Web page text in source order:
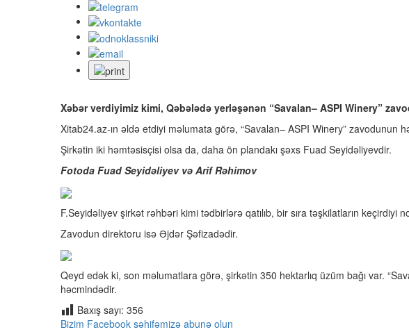
Xəbər verdiyimiz kimi, Qəbələdə yerləşənən “Savalan– ASPI Winery”
Xitab24.az-ın əldə etdiyi məlumata görə, “Savalan– ASPI Winery” zavodunun
Şirkətin iki həmtəsisçisi olsa da, daha ön plandakı şəxs Fuad Seyidəliyevdir.
Fotoda Fuad Seyidəliyev və Arif Rəhimov
F.Seyidəliyev şirkət rəhbəri kimi tədbirlərə qatılıb, bir sıra təşkilatların keçirdiyi
Zavodun direktoru isə Əjdər Şəfizadədir.
Qeyd edək ki, son məlumatlara görə, şirkətin 350 hektarlıq üzüm bağı var.
həcmindədir.
Baxış sayı: 356
Bizim Facebook səhifəmizə abunə olun